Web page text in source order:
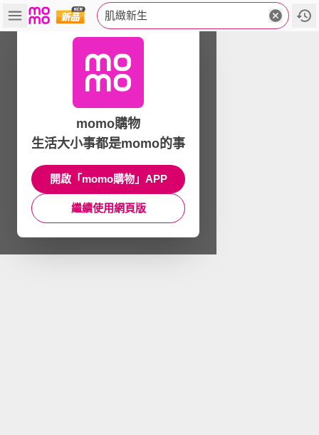
肌緻新生
momo購物
生活大小事都是momo的事
開啟「momo購物」APP
繼續使用網頁版